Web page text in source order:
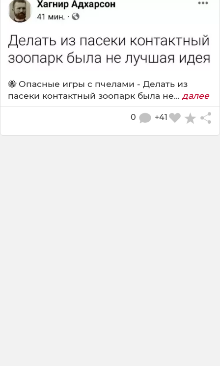
🐝 Опасные игры с пчелами - Делать из
пасеки контактный зоопарк была не... далее
+41
0